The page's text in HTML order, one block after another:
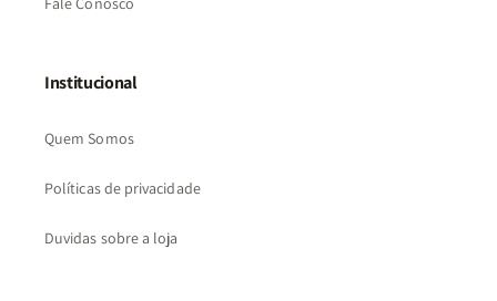
Institucional
Quem Somos
Políticas de privacidade
Duvidas sobre a loja